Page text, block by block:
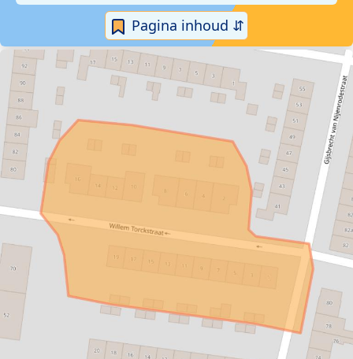
Pagina inhoud ⇵